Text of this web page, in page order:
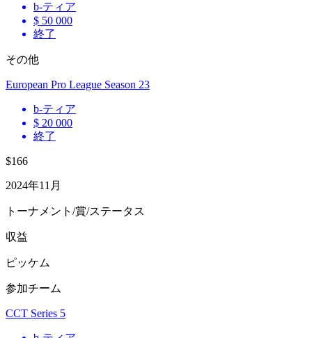
b-ティア
$ 50 000
終了
その他
European Pro League Season 23
b-ティア
$ 20 000
終了
$166
2024年11月
トーナメント/賞/ステータス
収益
ピッケム
参加チーム
CCT Series 5